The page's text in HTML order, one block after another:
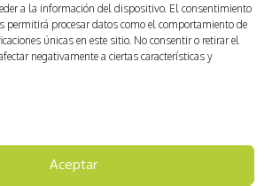
a la información del dispositivo. El consentimiento
permitirá procesar datos como el comportamiento de
únicas en este sitio. No consentir o retirar el
negativamente a ciertas características y
Aceptar